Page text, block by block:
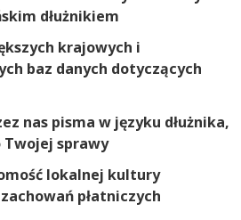
dłużnikiem
krajowych i
baz danych dotyczących
nas pisma w języku dłużnika,
Twojej sprawy
lokalnej kultury
płatniczych